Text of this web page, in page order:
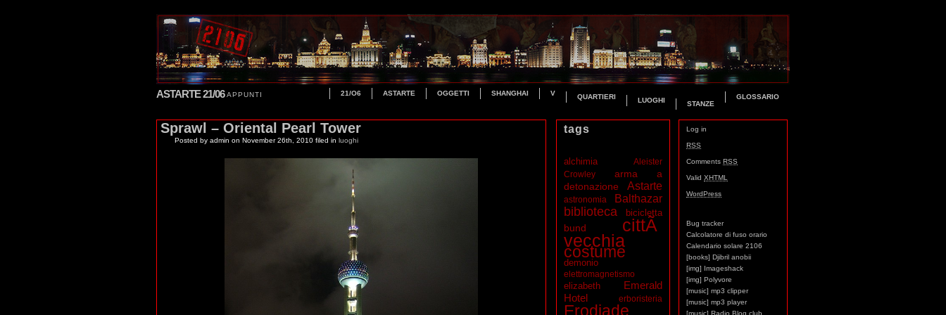
ASTARTE 21/06 APPUNTI 21/O6 ASTARTE GLOSSARIO
OGGETTI SHANGHAI QUARTIERI LUOGHI STANZE
V
Sprawl – Oriental Pearl Tower
Posted by admin on November 26th, 2010 filed in luoghi
Log in
RSS
CommentsRSS
ValidXHTML
WordPress
Bug tracker
Calcolatore di fuso orario
Calendario solare 2106
[books] Djibril anobii
[img] Imageshack
[img] Polyvore
[music] mp3 clipper
[music] mp3 player
[music] Radio Blog club
tags
alchimia
Aleister
Crowley
arma a
detonazione
Astarte
astronomia Balthazar
biblioteca bicicletta
bund cittÃ
vecchia
costume
demonio
elettromagnetismo
elizabeth
Emerald
Hotel
erboristeria
Erodiade